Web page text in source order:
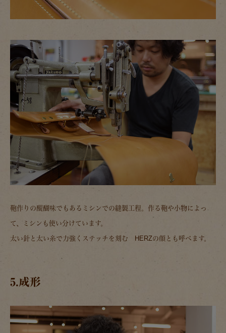
鞄作りの醍醐味でもあるミシンでの縫製工程。作る鞄や小物によっ
て、ミシンも使い分けています。
太い針と太い糸で力強くステッチを刻む HERZの顔とも呼べます。
5.成形